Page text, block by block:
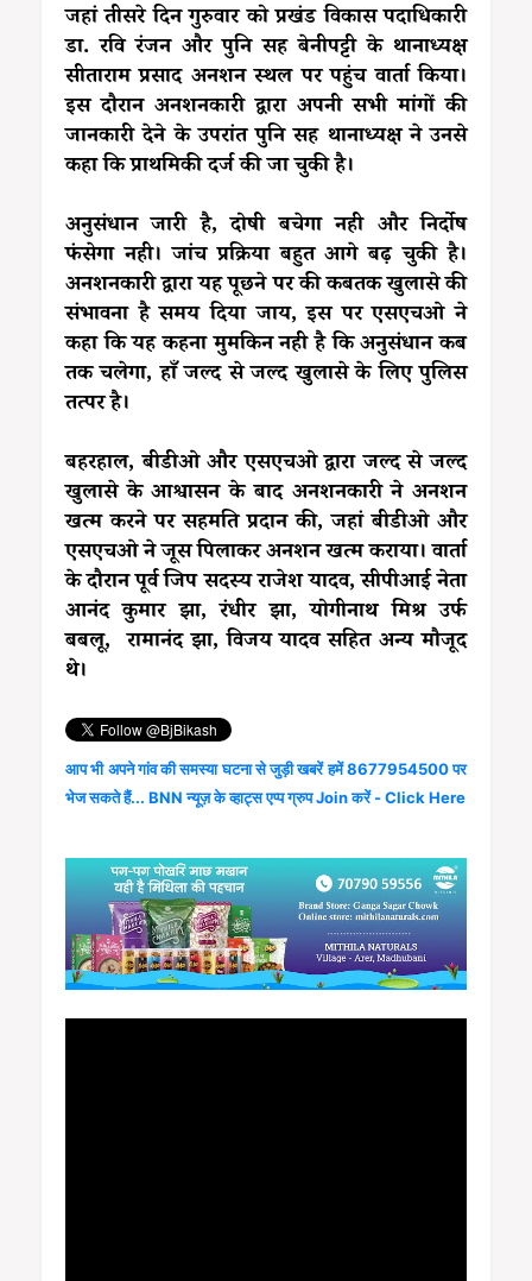
जहां तीसरे दिन गुरुवार को प्रखंड विकास पदाधिकारी
डा. रवि रंजन और पुनि सह बेनीपट्टी के थानाध्यक्ष
सीताराम प्रसाद अनशन स्थल पर पहुंच वार्ता किया।
इस दौरान अनशनकारी द्वारा अपनी सभी मांगों की
जानकारी देने के उपरांत पुनि सह थानाध्यक्ष ने उनसे
कहा कि प्राथमिकी दर्ज की जा चुकी है।
अनुसंधान जारी है, दोषी बचेगा नही और निर्दोष
फंसेगा नही। जांच प्रक्रिया बहुत आगे बढ़ चुकी है।
अनशनकारी द्वारा यह पूछने पर की कबतक खुलासे की
संभावना है समय दिया जाय, इस पर एसएचओ ने
कहा कि यह कहना मुमकिन नही है कि अनुसंधान कब
तक चलेगा, हाँ जल्द से जल्द खुलासे के लिए पुलिस
तत्पर है।
बहरहाल, बीडीओ और एसएचओ द्वारा जल्द से जल्द
खुलासे के आश्वासन के बाद अनशनकारी ने अनशन
खत्म करने पर सहमति प्रदान की, जहां बीडीओ और
एसएचओ ने जूस पिलाकर अनशन खत्म कराया। वार्ता
के दौरान पूर्व जिप सदस्य राजेश यादव, सीपीआई नेता
आनंद कुमार झा, रंधीर झा, योगीनाथ मिश्र उर्फ
बबलू, रामानंद झा, विजय यादव सहित अन्य मौजूद
थे।
आप भी अपने गांव की समस्या घटना से जुड़ी खबरें हमें 8677954500 पर
भेज सकते हैं... BNN न्यूज़ के व्हाट्स एप्प ग्रुप Join करें - Click Here